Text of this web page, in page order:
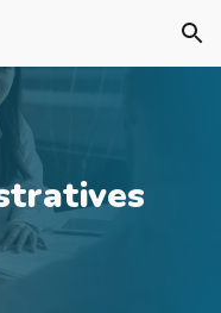
Skip to navigation